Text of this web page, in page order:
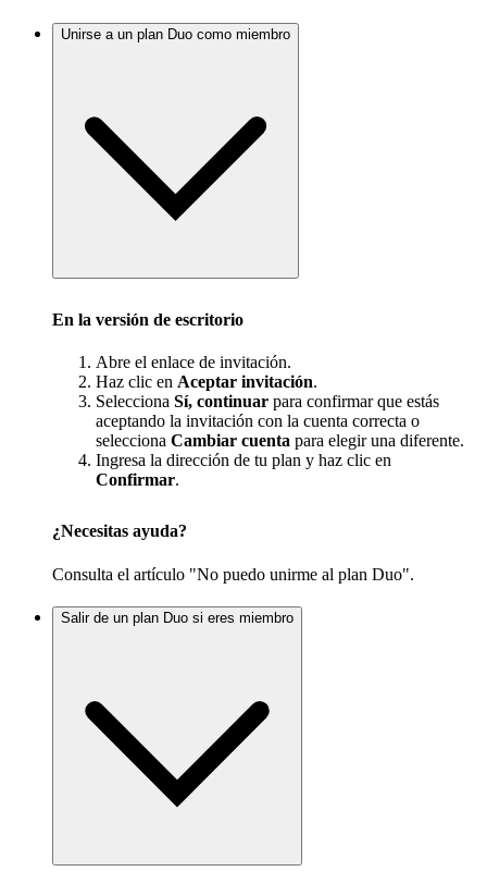
Unirse a un plan Duo como miembro
En la versión de escritorio
Abre el enlace de invitación.
Haz clic en Aceptar invitación.
Selecciona Sí, continuar para confirmar que estás
aceptando la invitación con la cuenta correcta o
selecciona Cambiar cuenta para elegir una diferente.
Ingresa la dirección de tu plan y haz clic en
Confirmar.
¿Necesitas ayuda?
Consulta el artículo "No puedo unirme al plan Duo".
Salir de un plan Duo si eres miembro